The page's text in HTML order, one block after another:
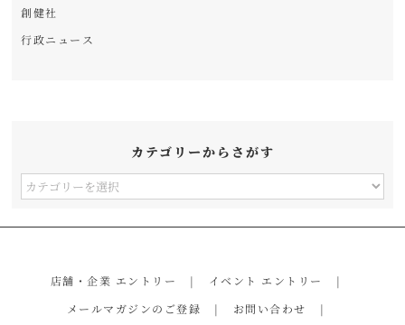
創健社
行政ニュース
カテゴリーからさがす
カ
店舗・企業 エントリー
イベント エントリー
メールマガジンのご登録
お問い合わせ